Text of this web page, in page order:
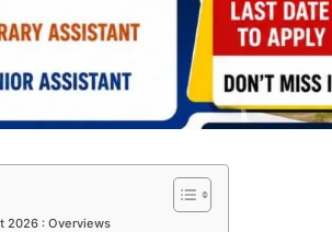
2026 : Overviews